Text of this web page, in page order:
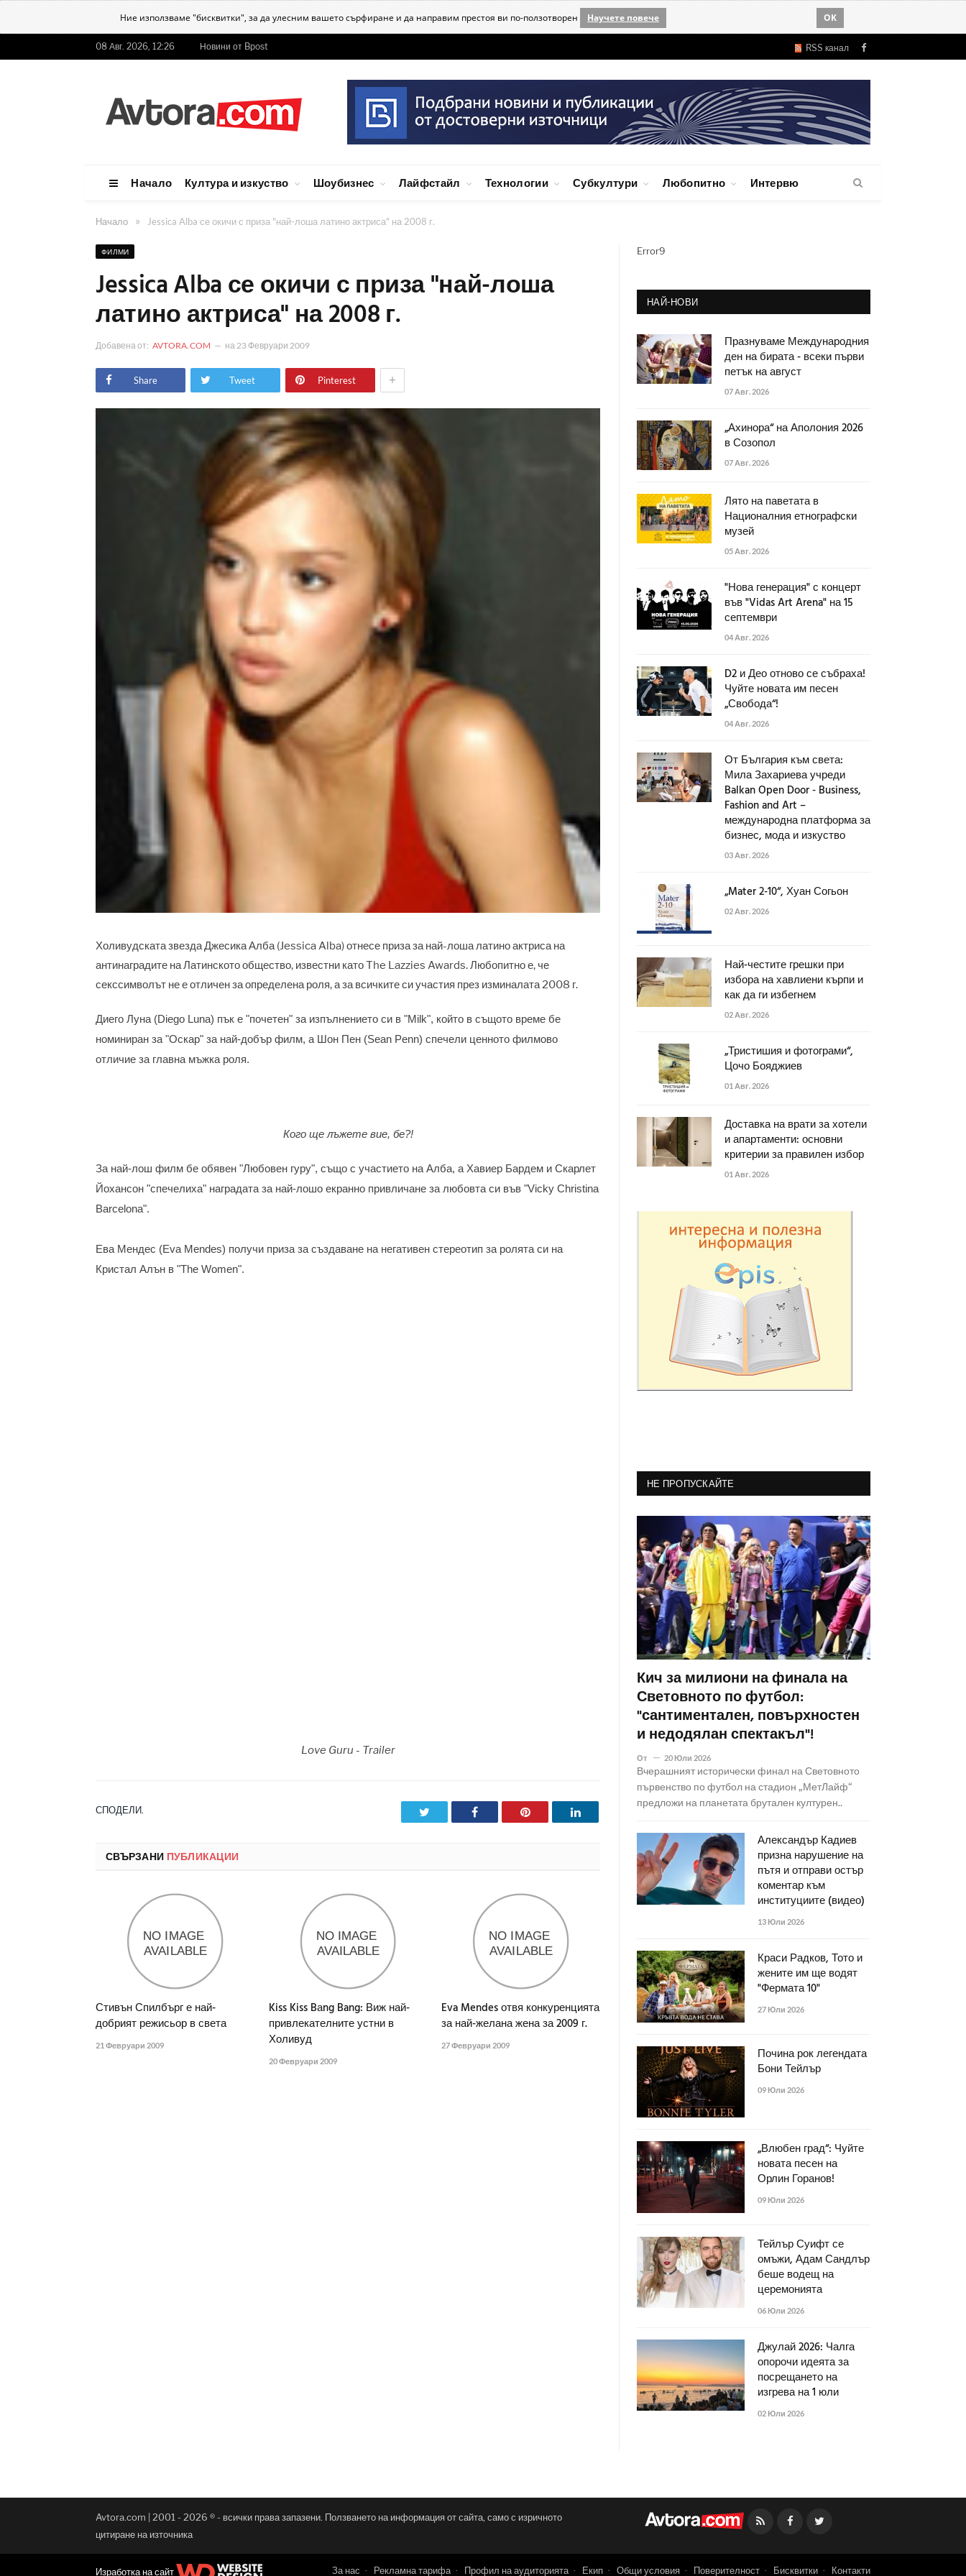
Ние използваме "бисквитки", за да улесним вашето сърфиране и да направим престоя ви по-ползотворен Научете повече OK
08 Авг. 2026, 12:26 Новини от Bpost RSS канал Facebook
Начало Култура и изкуство Шоубизнес Лайфстайл Технологии Субкултури Любопитно Интервю
Начало » Jessica Alba се окичи с приза "най-лоша латино актриса" на 2008 г.
ФИЛМИ
Jessica Alba се окичи с приза "най-лоша
латино актриса" на 2008 г.
Добавена от: AVTORA.COM на 23 Февруари 2009
Share Tweet Pinterest +
Холивудската звезда Джесика Алба (Jessica Alba) отнесе приза за най-лоша латино актриса на
антинаградите на Латинското общество, известни като The Lazzies Awards. Любопитно е, че
секссимволът не е отличен за определена роля, а за всичките си участия през изминалата 2008 г.
Диего Луна (Diego Luna) пък е "почетен" за изпълнението си в "Milk", който в същото време бе
номиниран за "Оскар" за най-добър филм, а Шон Пен (Sean Penn) спечели ценното филмово
отличие за главна мъжка роля.
Кого ще лъжете вие, бе?!
За най-лош филм бе обявен "Любовен гуру", също с участието на Алба, а Хавиер Бардем и Скарлет
Йохансон "спечелиха" наградата за най-лошо екранно привличане за любовта си във "Vicky Christina
Barcelona".
Ева Мендес (Eva Mendes) получи приза за създаване на негативен стереотип за ролята си на
Кристал Алън в "The Women".
Love Guru - Trailer
СПОДЕЛИ. Facebook Pinterest LinkedIn
СВЪРЗАНИ ПУБЛИКАЦИИ
Стивън Спилбърг е най-
добрият режисьор в света
21 Февруари 2009
Kiss Kiss Bаng Bang: Виж най-
привлекателните устни в
Холивуд
20 Февруари 2009
Eva Mendes отвя конкуренцията
за най-желана жена за 2009 г.
27 Февруари 2009
Error9
НАЙ-НОВИ
Празнуваме Международния
ден на бирата - всеки първи
петък на август
07 Авг. 2026
„Ахинора“ на Аполония 2026
в Созопол
07 Авг. 2026
Лято на паветата в
Националния етнографски
музей
05 Авг. 2026
"Нова генерация" с концерт
във "Vidas Art Arena" на 15
септември
04 Авг. 2026
D2 и Део отново се събраха!
Чуйте новата им песен
„Свобода“!
04 Авг. 2026
От България към света:
Мила Захариева учреди
Balkan Open Door - Business,
Fashion and Art –
международна платформа за
бизнес, мода и изкуство
03 Авг. 2026
„Mater 2-10“, Хуан Согьон
02 Авг. 2026
Най-честите грешки при
избора на хавлиени кърпи и
как да ги избегнем
02 Авг. 2026
„Тристишия и фотограми“,
Цочо Бояджиев
01 Авг. 2026
Доставка на врати за хотели
и апартаменти: основни
критерии за правилен избор
01 Авг. 2026
НЕ ПРОПУСКАЙТЕ
Кич за милиони на финала на
Световното по футбол:
"сантиментален, повърхностен
и недодялан спектакъл"!
От 20 Юли 2026
Вчерашният исторически финал на Световното
първенство по футбол на стадион „МетЛайф“
предложи на планетата брутален културен..
Александър Кадиев
призна нарушение на
пътя и отправи остър
коментар към
институциите (видео)
13 Юли 2026
Краси Радков, Тото и
жените им ще водят
"Фермата 10"
27 Юли 2026
Почина рок легендата
Бони Тейлър
09 Юли 2026
„Влюбен град“: Чуйте
новата песен на
Орлин Горанов!
09 Юли 2026
Тейлър Суифт се
омъжи, Адам Сандлър
беше водещ на
церемонията
06 Юли 2026
Джулай 2026: Чалга
опорочи идеята за
посрещането на
изгрева на 1 юли
02 Юли 2026
Avtora.com | 2001 - 2026 ® - всички права запазени. Ползването на информация от сайта, само с изричното
цитиране на източника
Facebook
Изработка на сайт За нас Рекламна тарифа Профил на аудиторията Екип Общи условия Поверителност Бисквитки Контакти